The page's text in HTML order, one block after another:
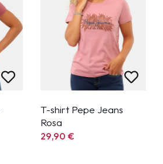
T-shirt Pepe Jeans
Rosa
29,90€